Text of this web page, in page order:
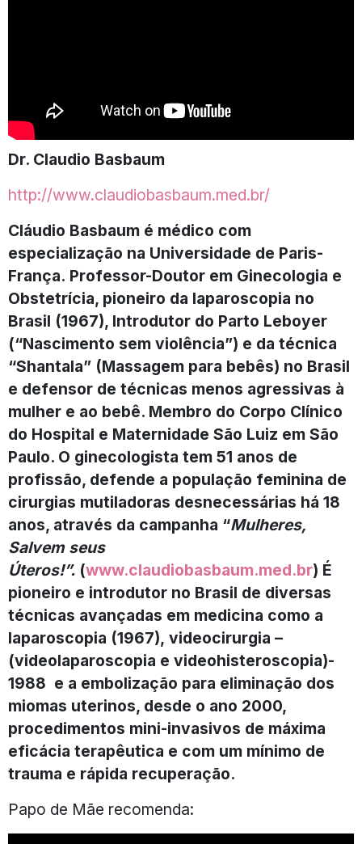
Dr. Claudio Basbaum
http://www.claudiobasbaum.med.br/
Cláudio Basbaum é médico com
especialização na Universidade de Paris-
França. Professor-Doutor em Ginecologia e
Obstetrícia, pioneiro da laparoscopia no
Brasil (1967), Introdutor do Parto Leboyer
(“Nascimento sem violência”) e da técnica
“Shantala” (Massagem para bebês) no Brasil
e defensor de técnicas menos agressivas à
mulher e ao bebê. Membro do Corpo Clínico
do Hospital e Maternidade São Luiz em São
Paulo. O ginecologista tem 51 anos de
profissão, defende a população feminina de
cirurgias mutiladoras desnecessárias há 18
anos, através da campanha “Mulheres,
Salvem seus
Úteros!”. (www.claudiobasbaum.med.br) É
pioneiro e introdutor no Brasil de diversas
técnicas avançadas em medicina como a
laparoscopia (1967), videocirurgia –
(videolaparoscopia e videohisteroscopia)-
1988 e a embolização para eliminação dos
miomas uterinos, desde o ano 2000,
procedimentos mini-invasivos de máxima
eficácia terapêutica e com um mínimo de
trauma e rápida recuperação.
Papo de Mãe recomenda: